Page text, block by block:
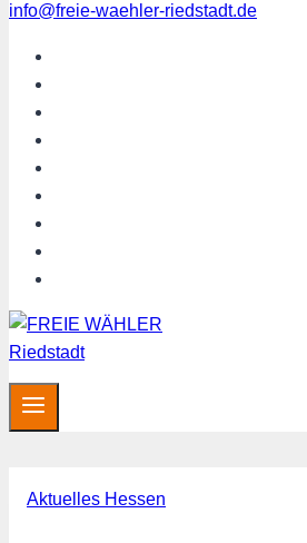
info@freie-waehler-riedstadt.de
Aktuelles Hessen